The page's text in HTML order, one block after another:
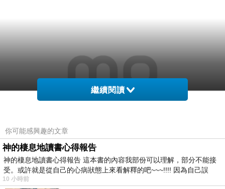
繼續閱讀
你可能感興趣的文章
神的棲息地讀書心得報告
神的棲息地讀書心得報告 這本書的內容我部份可以理解，部分不能接
受。或許就是從自己的心病狀態上來看解釋的吧~~~!!!! 因為自己誤
10 小時前